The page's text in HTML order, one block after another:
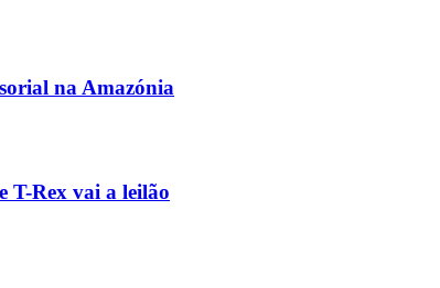
na Amazónia
T-Rex vai a leilão